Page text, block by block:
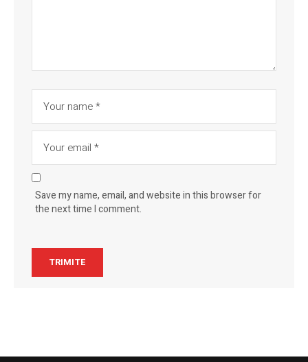
Save my name, email, and website in this browser for
the next time I comment.